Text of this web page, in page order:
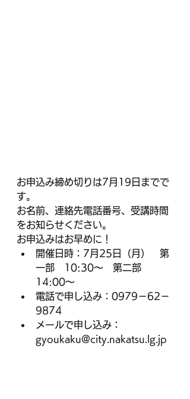
お申込み締め切りは7月19日までで
す。
お名前、連絡先電話番号、受講時間
をお知らせください。
お申込みはお早めに！
開催日時：7月25日（月）　第
一部　10:30～　第二部
14:00～
電話で申し込み：0979－62－
9874
メールで申し込み：
gyoukaku@city.nakatsu.lg.jp